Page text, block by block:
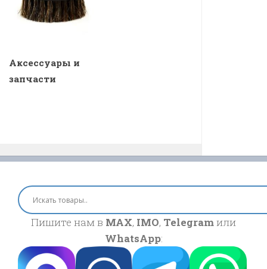
Аксессуары и
запчасти
Пишите нам в MAX, IMO, Telegramили
WhatsApp: